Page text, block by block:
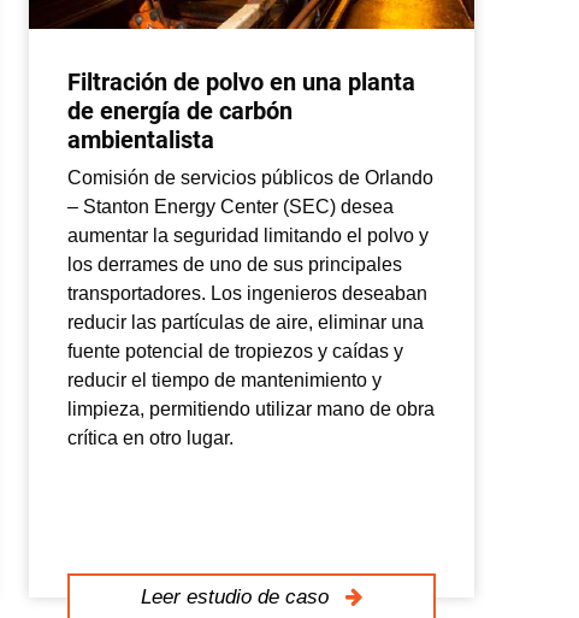
Filtración de polvo en una planta
de energía de carbón
ambientalista
Comisión de servicios públicos de Orlando
– Stanton Energy Center (SEC) desea
aumentar la seguridad limitando el polvo y
los derrames de uno de sus principales
transportadores. Los ingenieros deseaban
reducir las partículas de aire, eliminar una
fuente potencial de tropiezos y caídas y
reducir el tiempo de mantenimiento y
limpieza, permitiendo utilizar mano de obra
crítica en otro lugar.
Leer estudio de caso